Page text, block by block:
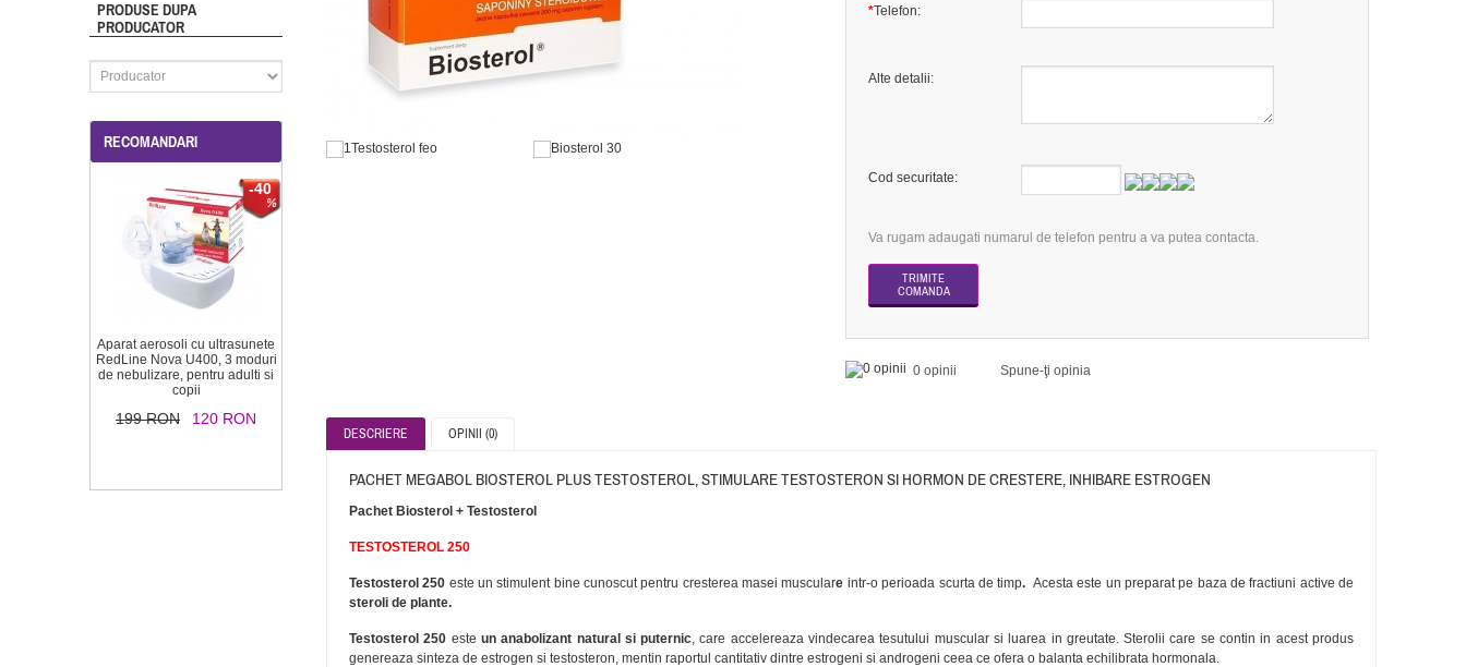
PRODUSE DUPA
PRODUCATOR
RECOMANDARI
-40
Aparat aerosoli cu ultrasunete
RedLine Nova U400, 3 moduri
de nebulizare, pentru adulti si
copii
199 RON 120 RON
*Telefon:
Alte detalii:
Cod securitate:
Va rugam adaugati numarul de telefon pentru a va putea contacta.
0 opinii Spune-ţi opinia
DESCRIERE OPINII (0)
PACHET MEGABOL BIOSTEROL PLUS TESTOSTEROL, STIMULARE TESTOSTERON SI HORMON DE CRESTERE, INHIBARE ESTROGEN
Pachet Biosterol + Testosterol
TESTOSTEROL 250
Testosterol 250 este un stimulent bine cunoscut pentru cresterea masei musculare intr-o perioada scurta de timp. Acesta este un preparat pe baza de fractiuni active de
steroli de plante.
Testosterol 250 este un anabolizant natural si puternic, care accelereaza vindecarea tesutului muscular si luarea in greutate. Sterolii care se contin in acest produs
genereaza sinteza de estrogen si testosteron, mentin raportul cantitativ dintre estrogeni si androgeni ceea ce ofera o balanta echilibrata hormonala.